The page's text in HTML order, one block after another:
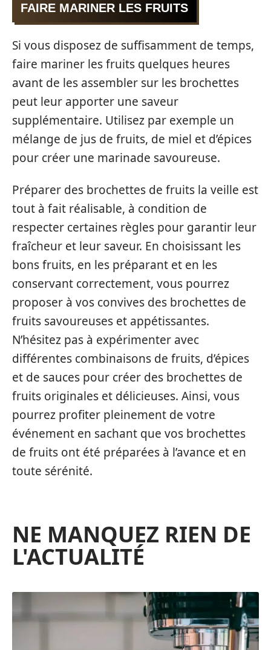
FAIRE MARINER LES FRUITS
Si vous disposez de suffisamment de temps,
faire mariner les fruits quelques heures
avant de les assembler sur les brochettes
peut leur apporter une saveur
supplémentaire. Utilisez par exemple un
mélange de jus de fruits, de miel et d’épices
pour créer une marinade savoureuse.
Préparer des brochettes de fruits la veille est
tout à fait réalisable, à condition de
respecter certaines règles pour garantir leur
fraîcheur et leur saveur. En choisissant les
bons fruits, en les préparant et en les
conservant correctement, vous pourrez
proposer à vos convives des brochettes de
fruits savoureuses et appétissantes.
N’hésitez pas à expérimenter avec
différentes combinaisons de fruits, d’épices
et de sauces pour créer des brochettes de
fruits originales et délicieuses. Ainsi, vous
pourrez profiter pleinement de votre
événement en sachant que vos brochettes
de fruits ont été préparées à l’avance et en
toute sérénité.
NE MANQUEZ RIEN DE
L'ACTUALITÉ